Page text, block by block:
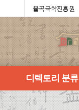
율곡국학진흥원
디렉토리 분류